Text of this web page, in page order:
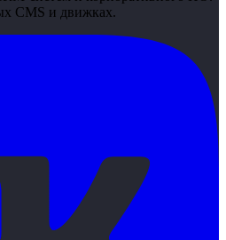
CMS и движках.